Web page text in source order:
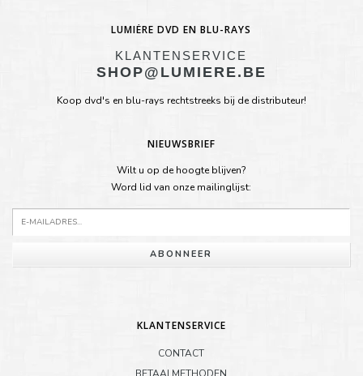
LUMIÈRE DVD EN BLU-RAYS
KLANTENSERVICE
SHOP@LUMIERE.BE
Koop dvd's en blu-rays rechtstreeks bij de distributeur!
NIEUWSBRIEF
Wilt u op de hoogte blijven?
Word lid van onze mailinglijst:
ABONNEER
KLANTENSERVICE
CONTACT
BETAALMETHODEN